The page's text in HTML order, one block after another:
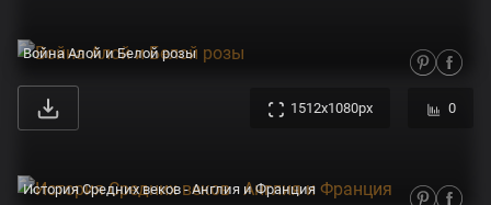
Война Алой и Белой розы
1512x1080px 0
История Средних веков - Англия и Франция